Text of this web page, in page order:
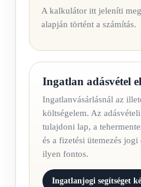
A kalkulátor itt jeleníti
alapján történt a számítás.
Ingatlan adásvétel
Ingatlanvásárlásnál az
költségelem. Az
tulajdoni lap, a
és a fizetési ütemezés
ilyen fontos.
Ingatlanjogi segítséget